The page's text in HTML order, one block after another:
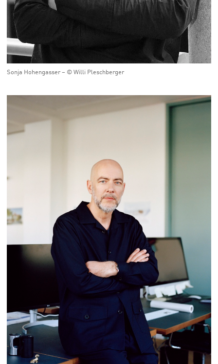
Sonja Hohengasser – © Willi Pleschberger